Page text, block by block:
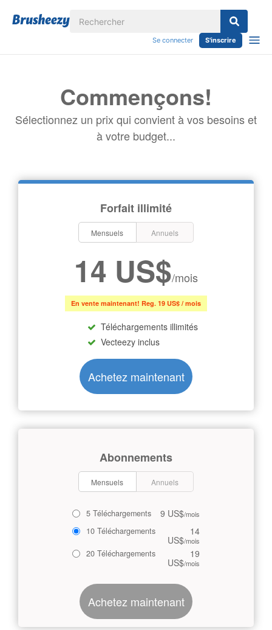
Se connecter S'inscrire
Commençons!
Sélectionnez un prix qui convient à vos besoins et
à votre budget...
Forfait illimité
Mensuels Annuels
14 US$/mois
En vente maintenant! Reg. 19 US$ / mois
Téléchargements illimités
Vecteezy inclus
Achetez maintenant
Abonnements
Mensuels Annuels
5 Téléchargements 9 US$/mois
10 Téléchargements 14
US$/mois
20 Téléchargements 19
US$/mois
Achetez maintenant